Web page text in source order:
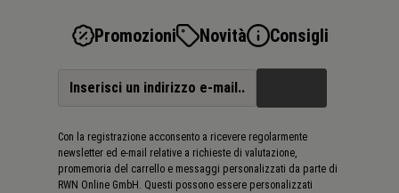
Promozioni Novità Consigli
Con la registrazione acconsento a ricevere regolarmente
newsletter ed e-mail relative a richieste di valutazione,
promemoria del carrello e messaggi personalizzati da parte di
RWN Online GmbH. Questi possono essere personalizzati